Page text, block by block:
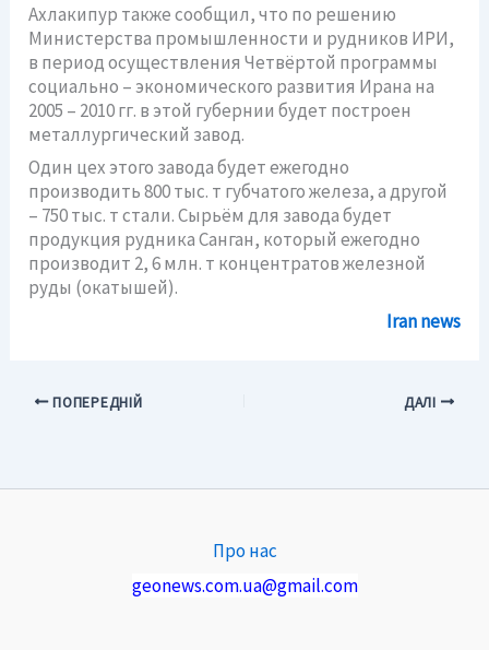
Ахлакипур также сообщил, что по решению
Министерства промышленности и рудников ИРИ,
в период осуществления Четвёртой программы
социально – экономического развития Ирана на
2005 – 2010 гг. в этой губернии будет построен
металлургический завод.
Один цех этого завода будет ежегодно
производить 800 тыс. т губчатого железа, а другой
– 750 тыс. т стали. Сырьём для завода будет
продукция рудника Санган, который ежегодно
производит 2, 6 млн. т концентратов железной
руды (окатышей).
Iran news
ПОПЕРЕДНІЙ ДАЛІ
Про нас
geonews.com.ua@gmail.com